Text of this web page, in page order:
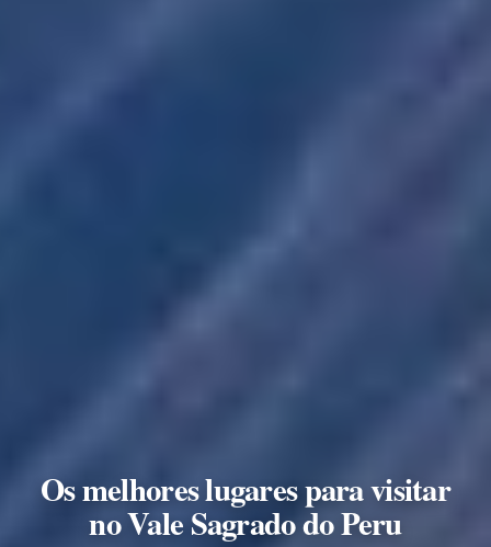
Os melhores lugares para visitar
no Vale Sagrado do Peru